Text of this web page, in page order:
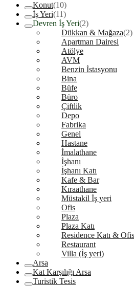
Konut(10)
İş Yeri(11)
Devren İş Yeri(2)
Dükkan & Mağaza(2)
Apartman Dairesi
Atölye
AVM
Benzin İstasyonu
Bina
Büfe
Büro
Çiftlik
Depo
Fabrika
Genel
Hastane
İmalathane
İşhanı
İşhanı Katı
Kafe & Bar
Kıraathane
Müstakil İş yeri
Ofis
Plaza
Plaza Katı
Residence Katı &
Restaurant
Villa (İş yeri)
Arsa
Kat Karşılığı Arsa
Turistik Tesis